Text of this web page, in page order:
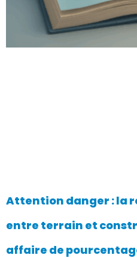
Attention danger : la
entre terrain et
affaire de